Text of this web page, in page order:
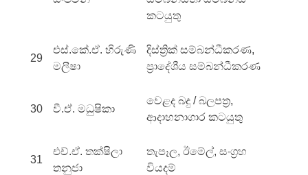
කටයුතු
29
එස්.කේ.ඒ. හිරුණි
මලීෂා
දිස්ත්‍රික් සම්බන්ධීකරණ,
ප්‍රාදේශීය සම්බන්ධීකරණ
30 වී.ඒ. මධුෂිකා
වෙළද බදු / බලපත්‍ර,
ආදාහනාගාර කටයුතු
31
එච්.ඒ. තක්ෂිලා
තනුජා
තැපෑල, ඊමේල්, සංග්‍රහ
වියදම්